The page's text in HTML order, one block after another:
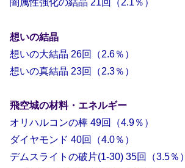
想いの結晶
想いの大結晶 26回（2.6％）
想いの真結晶 23回（2.3％）
飛空城の材料・エネルギー
オリハルコンの棒 49回（4.9％）
ダイヤモンド 40回（4.0％）
デムスライトの破片(1-30) 35回（3.5％）